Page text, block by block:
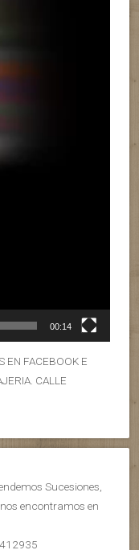
00:14
EN FACEBOOK E
CALLE
Sucesiones,
encontramos en